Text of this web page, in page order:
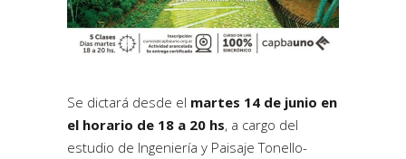
Se dictará desde el martes 14 de junio en
el horario de 18 a 20 hs, a cargo del
estudio de Ingeniería y Paisaje Tonello-